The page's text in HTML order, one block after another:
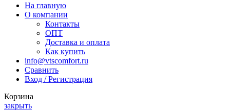
На главную
О компании
Контакты
ОПТ
Доставка и оплата
Как купить
info@vtscomfort.ru
Сравнить
Вход / Регистрация
Корзина
закрыть